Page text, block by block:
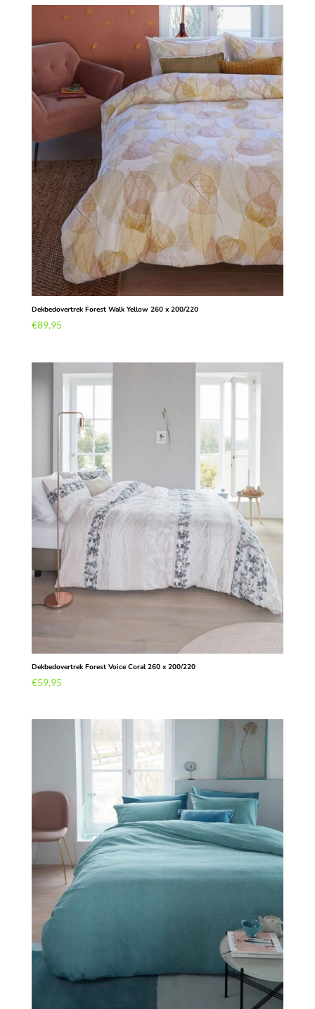
Dekbedovertrek Forest Walk Yellow 260 x 200/220
€89,95
Dekbedovertrek Forest Voice Coral 260 x 200/220
€59,95